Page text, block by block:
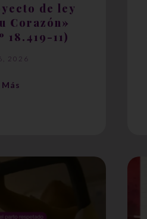
de ley
Corazón»
18.419-11)
2026